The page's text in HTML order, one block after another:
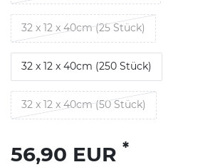
32 x 12 x 40cm (25 Stück)
32 x 12 x 40cm (250 Stück)
32 x 12 x 40cm (50 Stück)
56,90 EUR *